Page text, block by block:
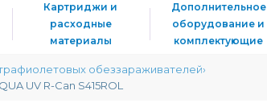
Картриджи и
расходные
материалы
Дополнительное
оборудование и
комплектующие
обеззараживателей
UV R-Can S415ROL